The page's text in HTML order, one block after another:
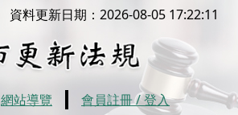
資料更新日期：2026-08-05 17:22:11
網站導覽 會員註冊 / 登入